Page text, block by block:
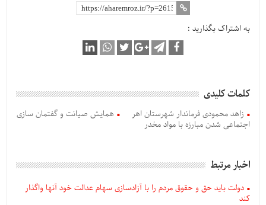
به اشتراک بگذارید :
کلمات کلیدی
زاهد محمودی فرماندار شهرستان اهر
همایش صیانت و گفتمان سازی
اجتماعی شدن مبارزه با مواد مخدر
اخبار مرتبط
دولت باید حق و حقوق مردم را با آزادسازی سهام عدالت خود آنها واگذار
کند